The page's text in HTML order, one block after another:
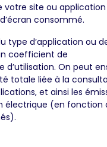
votre site ou application
consommé.
type d’application ou
coefficient de
On peut
totale liée à la
et ainsi les
électrique (en fonction